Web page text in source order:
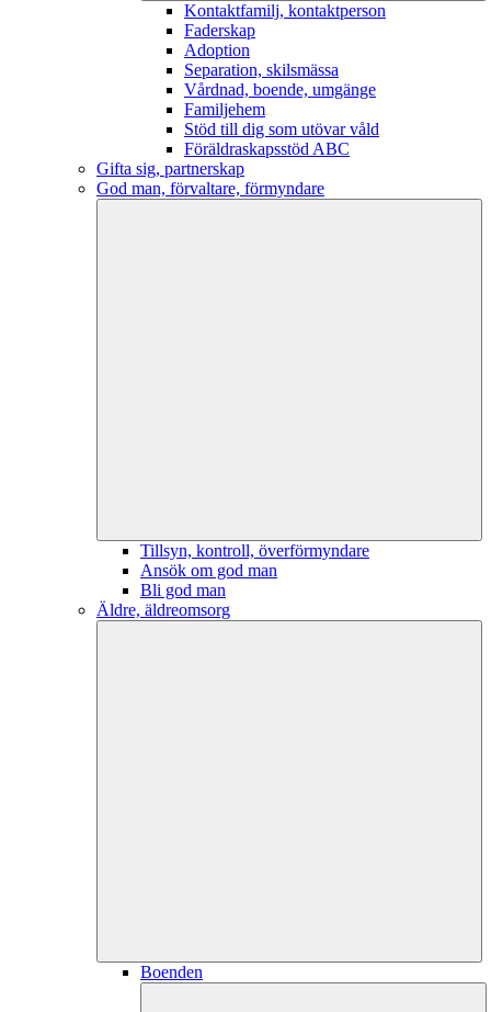
Kontaktfamilj, kontaktperson
Faderskap
Adoption
Separation, skilsmässa
Vårdnad, boende, umgänge
Familjehem
Stöd till dig som utövar våld
Föräldraskapsstöd ABC
Gifta sig, partnerskap
God man, förvaltare, förmyndare
Tillsyn, kontroll, överförmyndare
Ansök om god man
Bli god man
Äldre, äldreomsorg
Boenden